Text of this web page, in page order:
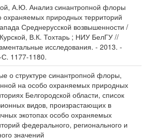
А.Ю. Анализ синантропной флоры
охраняемых природных территорий
Среднерусской возвышенности /
В.К. Тохтарь ; НИУ БелГУ //
исследования. - 2013. -
1177-1180.
о структуре синантропной флоры,
на особо охраняемых природных
Белгородской области, список
видов, произрастающих в
экотопах особо охраняемых
федерального, регионального и
значений